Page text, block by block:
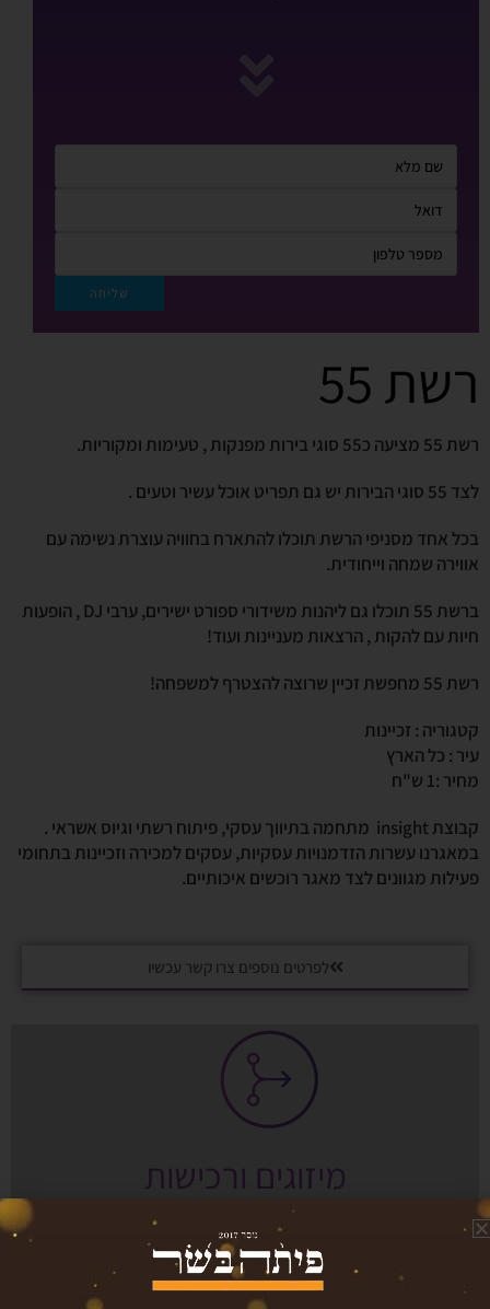
רשת 55
רשת 55 מציעה כ55 סוגי בירות מפנקות , טעימות ומקוריות.
לצד 55 סוגי הבירות יש גם תפריט אוכל עשיר וטעים .
בכל אחד מסניפי הרשת תוכלו להתארח בחוויה עוצרת נשימה עם
אווירה שמחה וייחודית.
ברשת 55 תוכלו גם ליהנות משידורי ספורט ישירים, ערבי DJ , הופעות
חיות עם להקות , הרצאות מעניינות ועוד!
רשת 55 מחפשת זכיין שרוצה להצטרף למשפחה!
קטגוריה : זכיינות
עיר : כל הארץ
מחיר :1 ש"ח
קבוצת insight מתחמה בתיווך עסקי, פיתוח רשתי וגיוס אשראי .
במאגרנו עשרות הזדמנויות עסקיות, עסקים למכירה וזכיינות בתחומי
פעילות מגוונים לצד מאגר רוכשים איכותיים.
לפרטים נוספים צרו קשר עכשיו
מיזוגים ורכישות